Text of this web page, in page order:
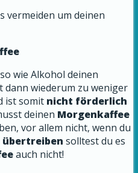
wie Alkohol deinen
dann wiederum zu weniger
ist somit nicht förderlich
deinen Morgenkaffee
vor allem nicht, wenn du
übertreiben solltest du es
auch nicht!